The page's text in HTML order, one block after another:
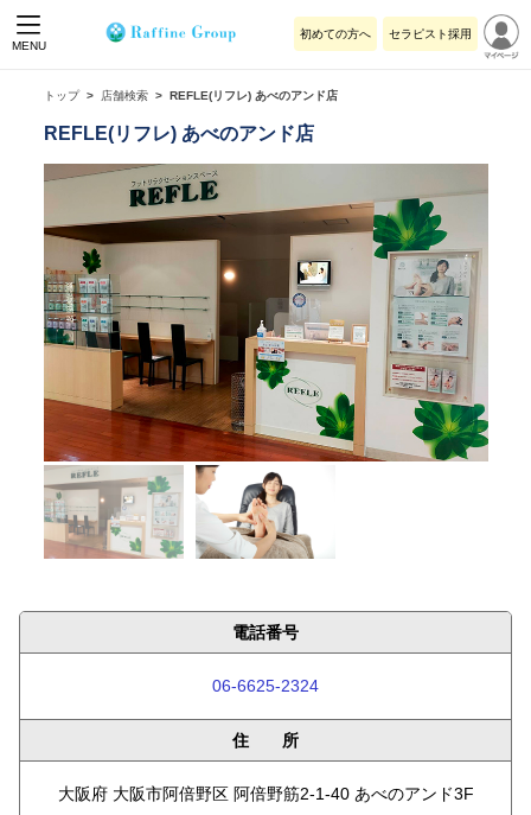
MENU
初めての方へ セラピスト採用
トップ 店舗検索 REFLE(リフレ) あべのアンド店
REFLE(リフレ) あべのアンド店
電話番号
06-6625-2324
住 所
大阪府 大阪市阿倍野区 阿倍野筋2-1-40 あべのアンド3F